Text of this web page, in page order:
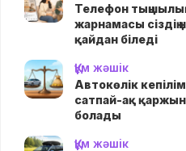
Телефон
жарнамасы сіздің
қайдан біледі
Құм жәшік
Автокөлік
сатпай-ақ
болады
Құм жәшік